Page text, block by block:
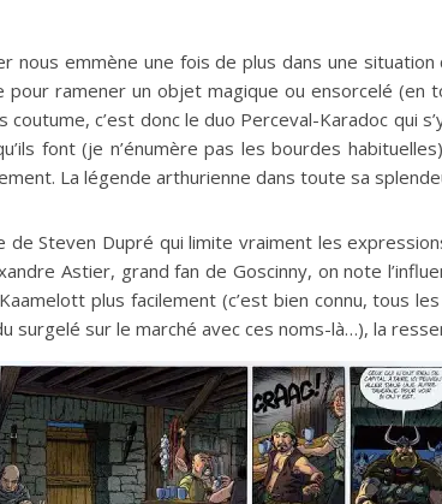
emmène une fois de plus dans une
ramener un objet magique ou ensorcelé
c’est donc le duo Perceval-Karadoc qui
font (je n’énumère pas les bourdes
La légende arthurienne dans toute sa
Steven Dupré qui limite vraiment les
Astier, grand fan de Goscinny, on note
plus facilement (c’est bien connu, tous
surgelé sur le marché avec ces noms-là…), la